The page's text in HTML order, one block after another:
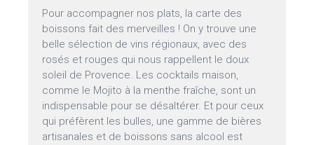
Pour accompagner nos plats, la carte des
boissons fait des merveilles ! On y trouve une
belle sélection de vins régionaux, avec des
rosés et rouges qui nous rappellent le doux
soleil de Provence. Les cocktails maison,
comme le Mojito à la menthe fraîche, sont un
indispensable pour se désaltérer. Et pour ceux
qui préfèrent les bulles, une gamme de bières
artisanales et de boissons sans alcool est